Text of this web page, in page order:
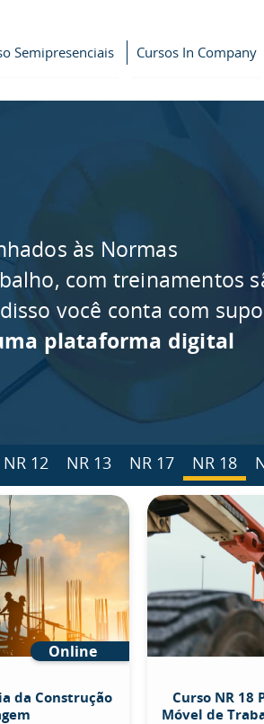
Semipresenciais Cursos In Company
às Normas
com treinamentos
você conta com
plataforma digital
NR 12 NR 13 NR 17 NR 18
Online
da Construção
Curso NR 18
Móvel de